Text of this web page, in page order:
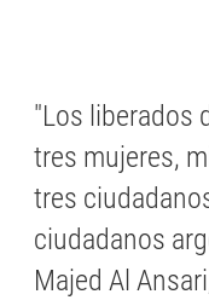
"Los liberados
tres mujeres,
tres
ciudadanos
Majed Al